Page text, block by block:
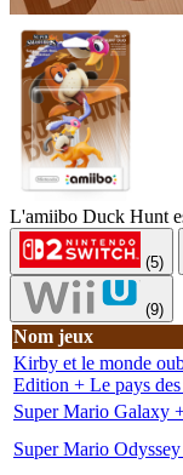
L'amiibo Duck Hunt
(5)
(9)
Nom jeux
Kirby et le monde
Edition + Le pays
Super Mario Galaxy
Super Mario